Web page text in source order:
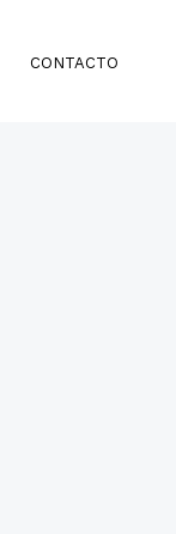
CONTACTO